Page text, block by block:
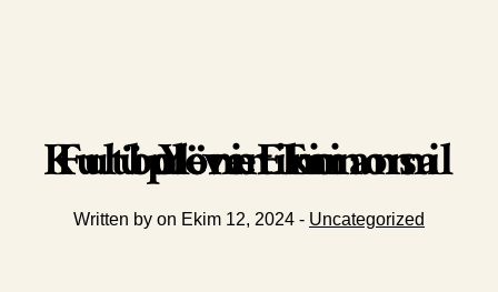
Futbol ve Ekonomi Kulüplerin Finansal Yönetimi
Written by on Ekim 12, 2024 - Uncategorized